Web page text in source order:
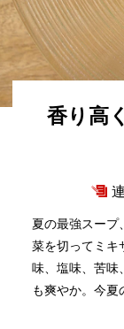
香り高
夏の最強スープ
菜を切ってミキ
味、塩味、苦味
も爽やか。今夏